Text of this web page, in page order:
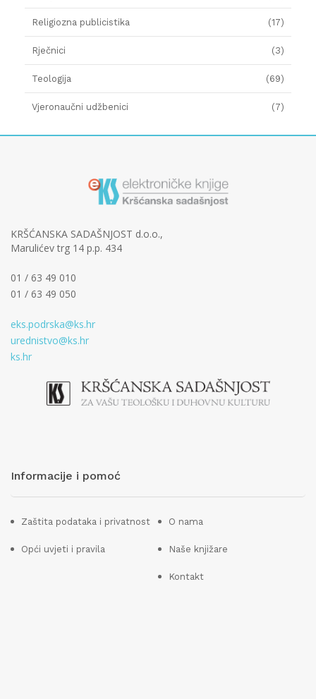
Religiozna publicistika (17)
Rječnici (3)
Teologija (69)
Vjeronaučni udžbenici (7)
KRŠĆANSKA SADAŠNJOST d.o.o.,
Marulićev trg 14 p.p. 434
01 / 63 49 010
01 / 63 49 050
eks.podrska@ks.hr
urednistvo@ks.hr
ks.hr
Informacije i pomoć
Zaštita podataka i privatnost
Opći uvjeti i pravila
O nama
Naše knjižare
Kontakt